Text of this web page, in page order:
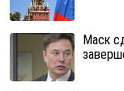
Маск